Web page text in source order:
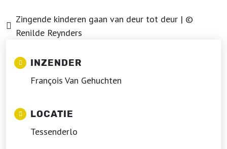
Zingende kinderen gaan van deur tot deur | ©
Renilde Reynders
INZENDER
François Van Gehuchten
LOCATIE
Tessenderlo